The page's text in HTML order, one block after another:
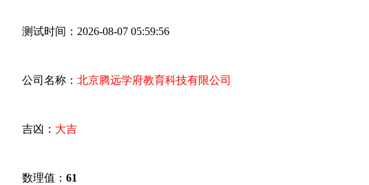
测试时间：2026-08-07 05:59:56
公司名称： 北京腾远学府教育科技有限公司
吉凶： 大吉
数理值： 61